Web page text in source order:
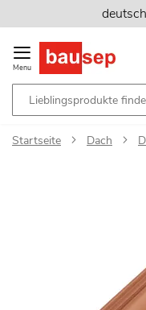
Inhalt
springen
Menu
Startseite Dach